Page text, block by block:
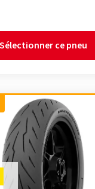
Sélectionner ce pneu